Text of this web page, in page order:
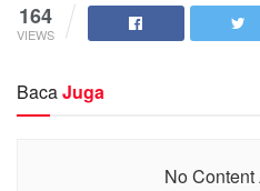
164
VIEWS
BacaJuga
No